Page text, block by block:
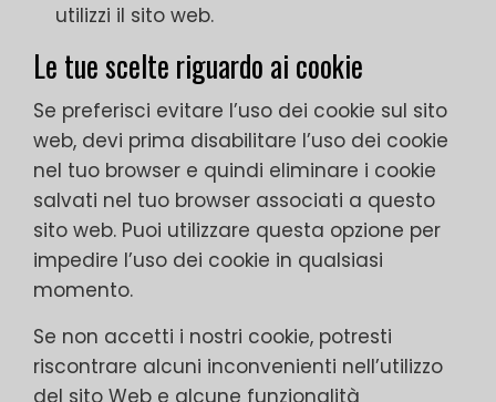
utilizzi il sito web.
Le tue scelte riguardo ai cookie
Se preferisci evitare l’uso dei cookie sul sito
web, devi prima disabilitare l’uso dei cookie
nel tuo browser e quindi eliminare i cookie
salvati nel tuo browser associati a questo
sito web. Puoi utilizzare questa opzione per
impedire l’uso dei cookie in qualsiasi
momento.
Se non accetti i nostri cookie, potresti
riscontrare alcuni inconvenienti nell’utilizzo
del sito Web e alcune funzionalità